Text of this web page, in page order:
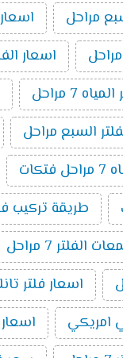
مراحل
اسعار
اسعار
7 مراحل
السبع مراحل
طريقة تركيب فلتر 7 مراحل
7 مراحل
اسعار فلتر تانك 7
اسعار